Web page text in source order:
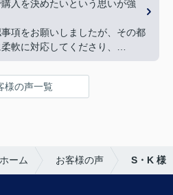
問や質問にも丁寧に説明して下
を運んで下さり、連絡や報告な
て下さいました。
いただいています。
のご活躍とご健勝を心よりお祈
銘を受けました。ありがとうご
入を決めたいという思いが強
項をお願いしましたが、その都
軟に対応してくださり、
ちが納得できるまで丁寧に調べ
商談の際は、妻の体調にも気を
、
たが、安心して相談できる会
。
った中野様、柴田様には大変お
様の声一覧
ーム お客様の声 S・K 様